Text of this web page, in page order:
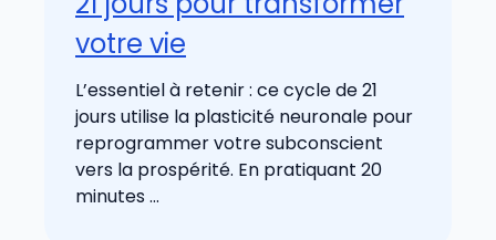
votre vie
L’essentiel à retenir : ce cycle de 21
jours utilise la plasticité neuronale pour
reprogrammer votre subconscient
vers la prospérité. En pratiquant 20
minutes ...